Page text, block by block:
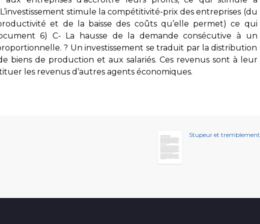
stimule la compétitivité-prix des entreprises (du
et de la baisse des coûts qu’elle permet) ce qui
6) C- La hausse de la demande consécutive à un
? Un investissement se traduit par la distribution
biens de production et aux salariés. Ces revenus sont à leur
les revenus d’autres agents économiques.
Stupeur et